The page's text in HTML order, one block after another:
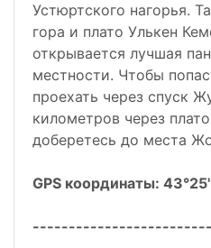
Устюртского нагорья.
гора и плато Улькен
открывается лучшая
местности. Чтобы
проехать через спуск
километров через
доберетесь до места
GPS координаты: